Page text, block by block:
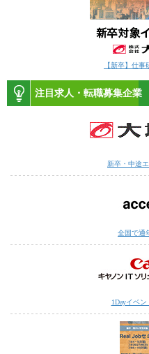
【新卒】仕事
注目求人・転職募集企業
新卒・中途
全国で通
1Dayイベン